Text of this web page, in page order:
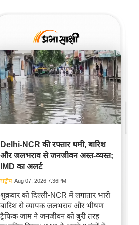
Delhi-NCR की रफ्तार थमी, बारिश
और जलभराव से जनजीवन अस्त-व्यस्त;
IMD का अलर्ट
राष्ट्रीय Aug 07, 2026 7:36PM
शुक्रवार को दिल्ली-NCR में लगातार भारी
बारिश से व्यापक जलभराव और भीषण
ट्रैफिक जाम ने जनजीवन को बुरी तरह